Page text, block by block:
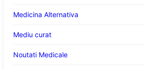
Medicina Alternativa
Mediu curat
Noutati Medicale